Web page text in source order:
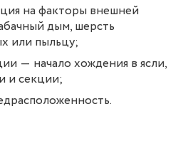
на факторы внешней
дым, шерсть
или пыльцу;
― начало хождения в ясли,
и секции;